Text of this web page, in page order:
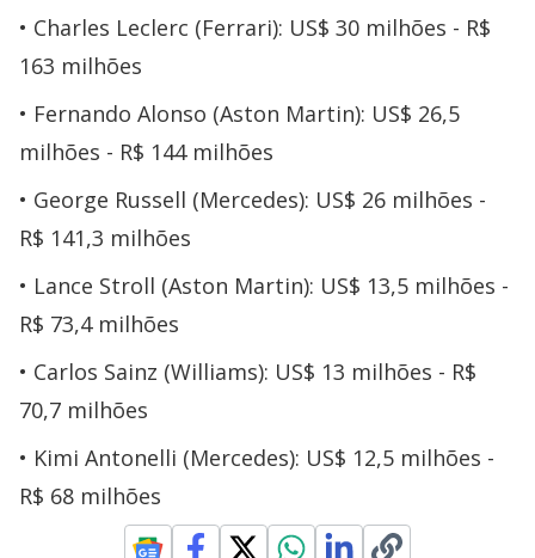
Charles Leclerc (Ferrari): US$ 30 milhões - R$
163 milhões
Fernando Alonso (Aston Martin): US$ 26,5
milhões - R$ 144 milhões
George Russell (Mercedes): US$ 26 milhões -
R$ 141,3 milhões
Lance Stroll (Aston Martin): US$ 13,5 milhões -
R$ 73,4 milhões
Carlos Sainz (Williams): US$ 13 milhões - R$
70,7 milhões
Kimi Antonelli (Mercedes): US$ 12,5 milhões -
R$ 68 milhões